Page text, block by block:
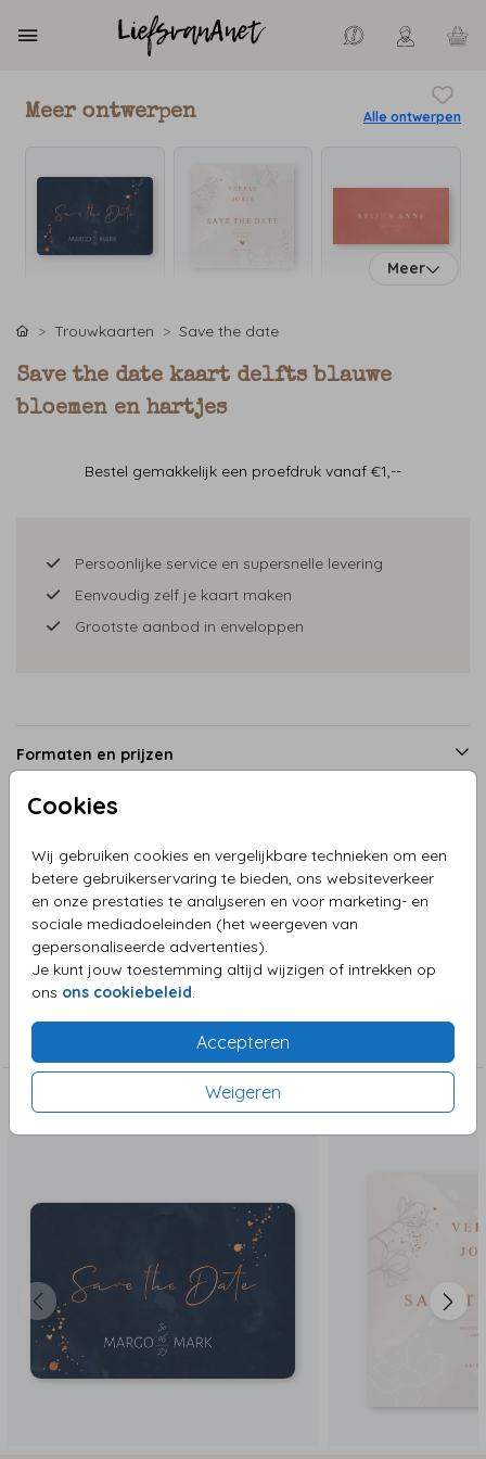
Cookies
Wij gebruiken cookies en vergelijkbare technieken om een
betere gebruikerservaring te bieden, ons websiteverkeer
en onze prestaties te analyseren en voor marketing- en
sociale mediadoeleinden (het weergeven van
gepersonaliseerde advertenties).
Je kunt jouw toestemming altijd wijzigen of intrekken op
ons ons cookiebeleid
Accepteren
Weigeren
Meer ontwerpen Alle ontwerpen
Meer
Trouwkaarten Save the date
Save the date kaart delfts blauwe
bloemen en hartjes
Bestel gemakkelijk een proefdruk vanaf €1,--
Persoonlijke service en supersnelle levering
Eenvoudig zelf je kaart maken
Grootste aanbod in enveloppen
Formaten en prijzen
Omschrijving
Save the date kaart delfts blauwe bloemen en hartjes
Collectie
Deze zijn ook leuk!